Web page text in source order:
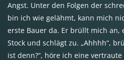
Angst. Unter den Folgen der
bin ich wie gelähmt, kann mich
erste Bauer da. Er brüllt mich an,
Stock und schlägt zu. „Ahhhh“,
ist denn?“, höre ich eine